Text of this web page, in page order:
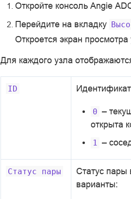
Откройте консоль Angie
Перейдите на вкладку
Откроется экран
Для каждого узла
ID
0 –
открыта
1 –
Статус пары
Статус
варианты: